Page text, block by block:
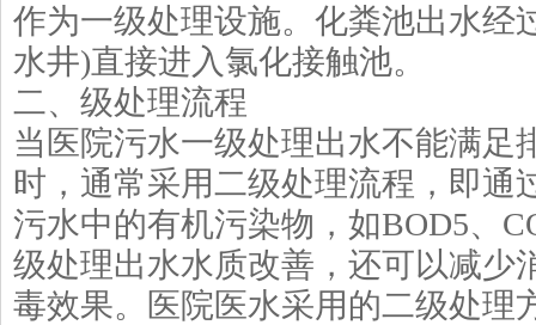
作为一级处理设施。化粪池出水经
水井)直接进入氯化接触池。
二、级处理流程
当医院污水一级处理出水不能满足
时，通常采用二级处理流程，即通
污水中的有机污染物，如BOD5、
级处理出水水质改善，还可以减少
毒效果。医院医水采用的二级处理